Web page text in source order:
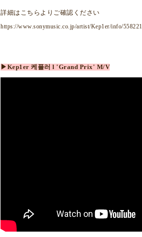
詳細はこちらよりご確認ください
https://www.sonymusic.co.jp/artist/Kep1er/info/558221
▶Kep1er 케플러 l 'Grand Prix' M/V